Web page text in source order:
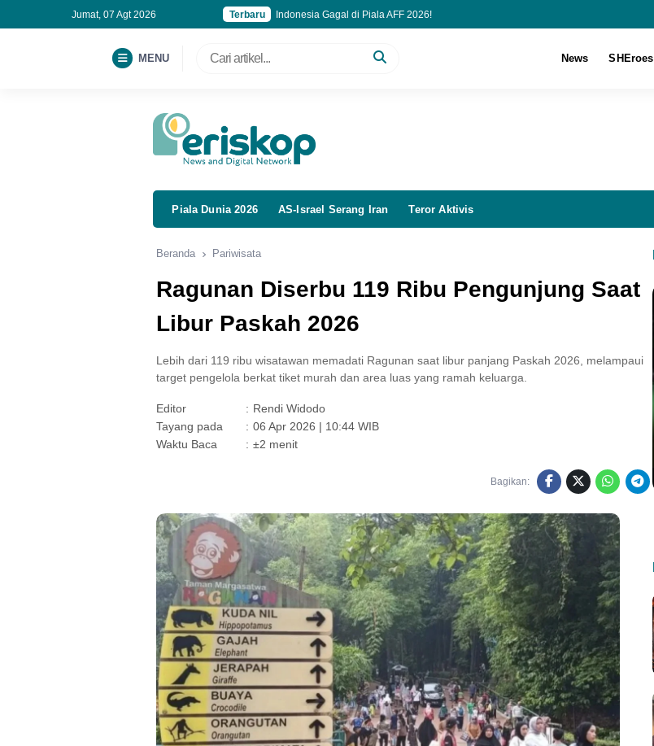
Jumat, 07 Agt 2026 Terbaru
Indonesia Gagal di Piala AFF 2026!
Ilmuwan Stanford University Berhasil Ciptakan Virus Pertama Berbasis AI
MENU News SHEroes
Piala Dunia 2026 AS-Israel Serang Iran Teror Aktivis
Beranda Pariwisata
Ragunan Diserbu 119 Ribu Pengunjung Saat
Libur Paskah 2026
Lebih dari 119 ribu wisatawan memadati Ragunan saat libur panjang Paskah 2026, melampaui
target pengelola berkat tiket murah dan area luas yang ramah keluarga.
Editor : Rendi Widodo
Tayang pada
: 06 Apr 2026 | 10:44 WIB
Waktu Baca
: ±2 menit
Bagikan: